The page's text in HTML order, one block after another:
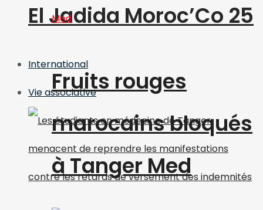
El Jadida Moroc’Co 25
International
Vie associative
Fruits rouges
marocains bloqués
à Tanger Med